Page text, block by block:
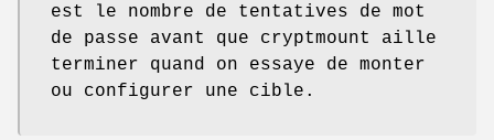
est le nombre de tentatives de mot
de passe avant que cryptmount aille
terminer quand on essaye de monter
ou configurer une cible.